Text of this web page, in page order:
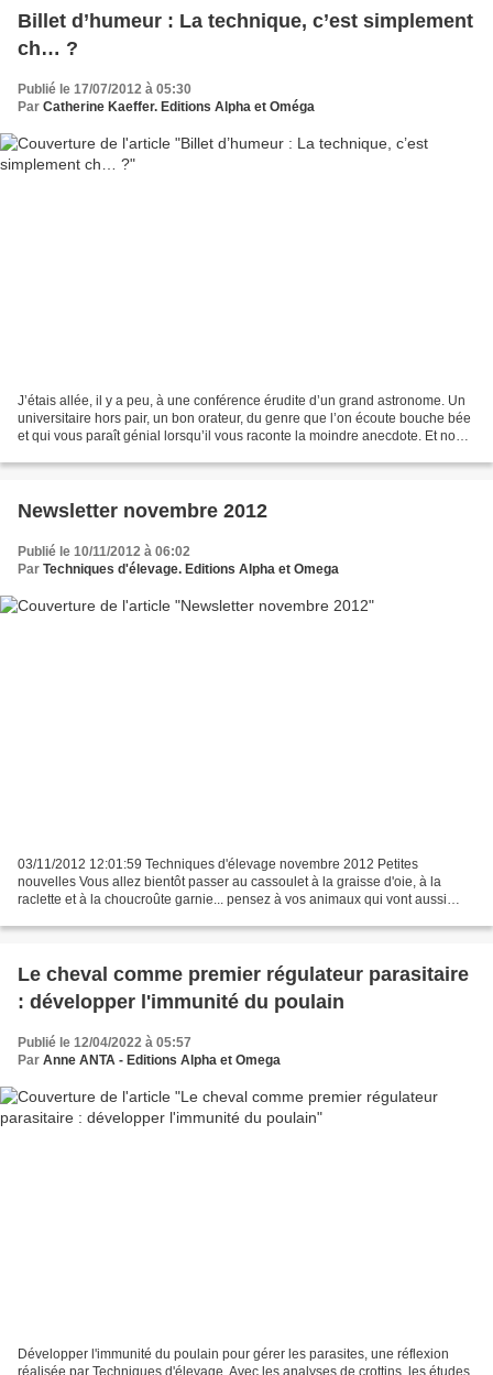
Billet d’humeur : La technique, c’est simplement
ch… ?
Publié le 17/07/2012 à 05:30
Par Catherine Kaeffer. Editions Alpha et Oméga
J’étais allée, il y a peu, à une conférence érudite d’un grand astronome. Un
universitaire hors pair, un bon orateur, du genre que l’on écoute bouche bée
et qui vous paraît génial lorsqu’il vous raconte la moindre anecdote. Et nous
Newsletter novembre 2012
Publié le 10/11/2012 à 06:02
Par Techniques d'élevage. Editions Alpha et Omega
03/11/2012 12:01:59 Techniques d'élevage novembre 2012 Petites
nouvelles Vous allez bientôt passer au cassoulet à la graisse d'oie, à la
raclette et à la choucroûte garnie... pensez à vos animaux qui vont aussi
Le cheval comme premier régulateur parasitaire
: développer l'immunité du poulain
Publié le 12/04/2022 à 05:57
Par Anne ANTA - Editions Alpha et Omega
Développer l'immunité du poulain pour gérer les parasites, une réflexion
réalisée par Techniques d'élevage. Avec les analyses de crottins, les études